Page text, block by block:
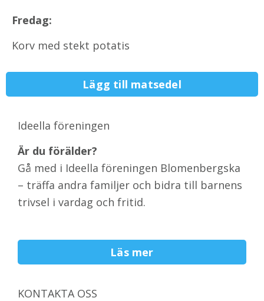
Fredag:
Korv med stekt potatis
Lägg till matsedel
Ideella föreningen
Är du förälder?
Gå med i Ideella föreningen Blomenbergska
– träffa andra familjer och bidra till barnens
trivsel i vardag och fritid.
Läs mer
KONTAKTA OSS